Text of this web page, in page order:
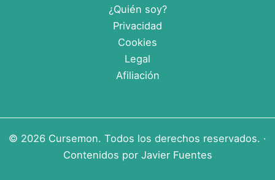
¿Quién soy?
Privacidad
Cookies
Legal
Afiliación
© 2026 Cursemon. Todos los derechos reservados. ·
Contenidos por Javier Fuentes